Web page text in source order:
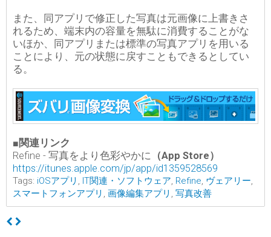
また、同アプリで修正した写真は元画像に上書きさ
れるため、端末内の容量を無駄に消費することがな
いほか、同アプリまたは標準の写真アプリを用いる
ことにより、元の状態に戻すこともできるとしてい
る。
■関連リンク
Refine - 写真をより色彩やかに （App Store）
https://itunes.apple.com/jp/app/id1359528569
Tags: iOSアプリ , IT関連・ソフトウェア, Refine, ヴェアリー,
スマートフォンアプリ , 画像編集アプリ , 写真改善